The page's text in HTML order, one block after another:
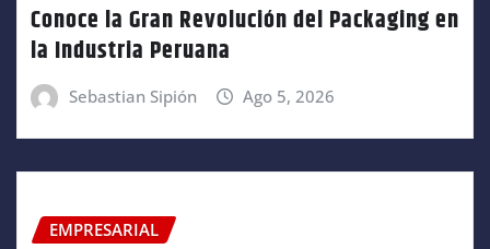
Conoce la Gran Revolución del Packaging en
la Industria Peruana
Sebastian Sipión Ago 5, 2026
EMPRESARIAL